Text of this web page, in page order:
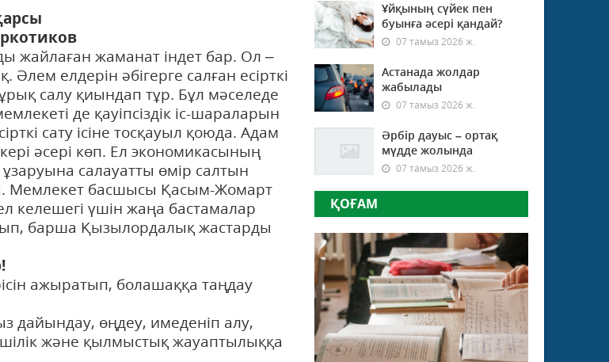
жайлаған жаманат індет бар. Ол –
Әлем елдерін әбігерге салған есірткі
салу қиындап тұр. Бұл мәселеде
де қауіпсіздік іс-шараларын
сату ісіне тосқауыл қоюда. Адам
кері әсері көп. Ел экономикасының
салауатты өмір салтын
Мемлекет басшысы Қасым-Жомарт
келешегі үшін жаңа бастамалар
барша Қызылордалық жастарды
ажыратып, болашаққа таңдау
дайындау, өңдеу, имеденіп алу,
және қылмыстық жауаптылыққа
Ұйқының сүйек пен
буынға әсері қандай?
07 тамыз 2026 ж.
Астанада жолдар
жабылады
07 тамыз 2026 ж.
Әрбір дауыс – ортақ
мүдде жолында
07 тамыз 2026 ж.
ҚОҒАМ